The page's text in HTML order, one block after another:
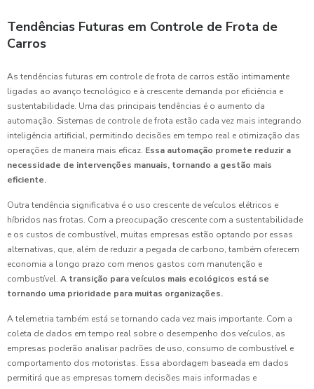
Tendências Futuras em Controle de Frota de
Carros
As tendências futuras em controle de frota de carros estão intimamente
ligadas ao avanço tecnológico e à crescente demanda por eficiência e
sustentabilidade. Uma das principais tendências é o aumento da
automação. Sistemas de controle de frota estão cada vez mais integrando
inteligência artificial, permitindo decisões em tempo real e otimização das
operações de maneira mais eficaz. Essa automação promete reduzir a
necessidade de intervenções manuais, tornando a gestão mais
eficiente.
Outra tendência significativa é o uso crescente de veículos elétricos e
híbridos nas frotas. Com a preocupação crescente com a sustentabilidade
e os custos de combustível, muitas empresas estão optando por essas
alternativas, que, além de reduzir a pegada de carbono, também oferecem
economia a longo prazo com menos gastos com manutenção e
combustível. A transição para veículos mais ecológicos está se
tornando uma prioridade para muitas organizações.
A telemetria também está se tornando cada vez mais importante. Com a
coleta de dados em tempo real sobre o desempenho dos veículos, as
empresas poderão analisar padrões de uso, consumo de combustível e
comportamento dos motoristas. Essa abordagem baseada em dados
permitirá que as empresas tomem decisões mais informadas e